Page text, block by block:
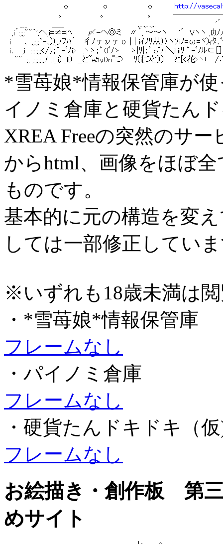
*雪苺娘*情報保管庫が
イノミ倉庫と硬貨たん
XREA Freeの突然のサ
からhtml、画像をほぼ
ものです。
基本的に元の構造を変
しては一部修正してい
※いずれも18歳未満は
・*雪苺娘*情報保管庫
フレームなし
・パイノミ倉庫
フレームなし
・硬貨たんドキドキ（
フレームなし
お絵描き・創作板 第
めサイト